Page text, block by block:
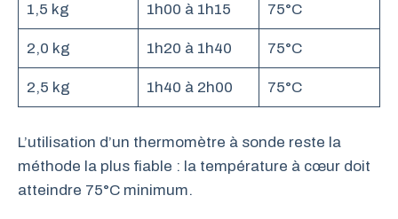
1,5 kg 1h00 à 1h15 75°C
2,0 kg 1h20 à 1h40 75°C
2,5 kg 1h40 à 2h00 75°C
L’utilisation d’un thermomètre à sonde reste la
méthode la plus fiable : la température à cœur doit
atteindre 75°C minimum.